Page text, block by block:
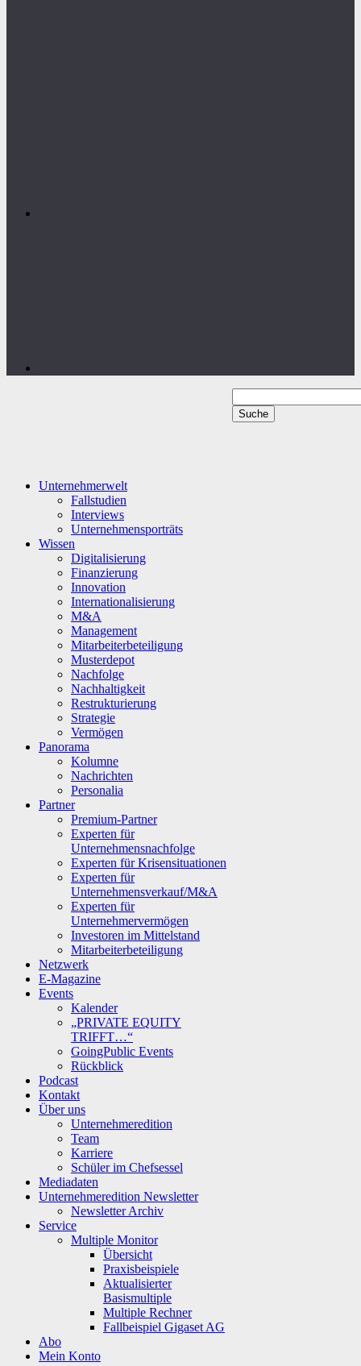
Unternehmerwelt
Fallstudien
Interviews
Unternehmensporträts
Wissen
Digitalisierung
Finanzierung
Innovation
Internationalisierung
M&A
Management
Mitarbeiterbeteiligung
Musterdepot
Nachfolge
Nachhaltigkeit
Restrukturierung
Strategie
Vermögen
Panorama
Kolumne
Nachrichten
Personalia
Partner
Premium-Partner
Experten für
Unternehmensnachfolge
Experten für Krisensituationen
Experten für
Unternehmensverkauf/M&A
Experten für
Unternehmervermögen
Investoren im Mittelstand
Mitarbeiterbeteiligung
Netzwerk
E-Magazine
Events
Kalender
„PRIVATE EQUITY
TRIFFT…“
GoingPublic Events
Rückblick
Podcast
Kontakt
Über uns
Unternehmeredition
Team
Karriere
Schüler im Chefsessel
Mediadaten
Unternehmeredition Newsletter
Newsletter Archiv
Service
Multiple Monitor
Übersicht
Praxisbeispiele
Aktualisierter
Basismultiple
Multiple Rechner
Fallbeispiel Gigaset AG
Abo
Mein Konto